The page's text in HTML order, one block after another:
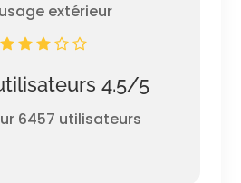
extérieur
4.5/5
6457 utilisateurs